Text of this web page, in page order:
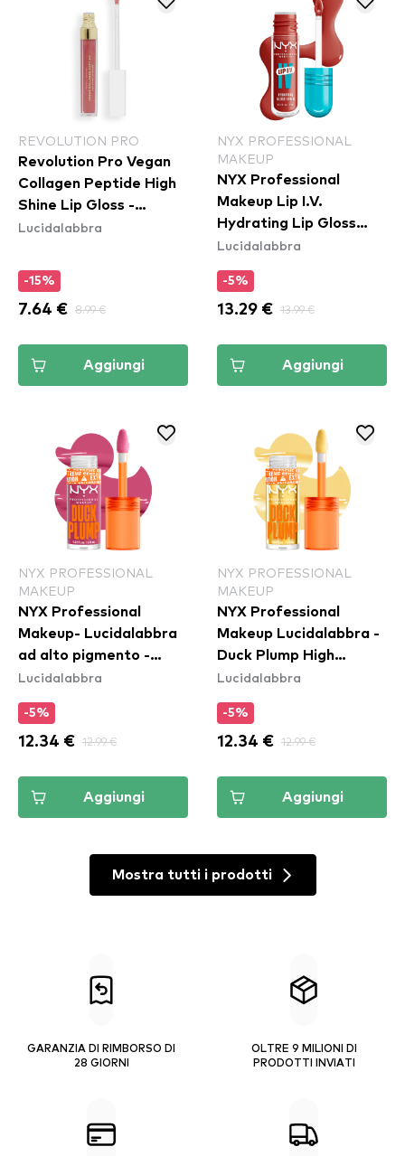
REVOLUTION PRO
Revolution Pro Vegan
Collagen Peptide High
Shine Lip Gloss -
Bombshell
Lucidalabbra
-15%
7.64 € 8.99 €
Aggiungi
NYX PROFESSIONAL
MAKEUP
NYX Professional
Makeup Lip I.V.
Hydrating Lip Gloss
Stain - 12 Burst That
Lucidalabbra
-5%
13.29 € 13.99 €
Aggiungi
NYX PROFESSIONAL
MAKEUP
NYX Professional
Makeup- Lucidalabbra
ad alto pigmento -
Duck Plump High
Pick Me Pink (DPLL11)
Lucidalabbra
-5%
12.34 € 12.99 €
Aggiungi
NYX PROFESSIONAL
MAKEUP
NYX Professional
Makeup Lucidalabbra -
Duck Plump High
Pigment Lip Gloss -
Lucidalabbra
-5%
12.34 € 12.99 €
Aggiungi
Mostra tutti i prodotti
GARANZIA DI RIMBORSO DI
28 GIORNI
OLTRE 9 MILIONI DI
PRODOTTI INVIATI